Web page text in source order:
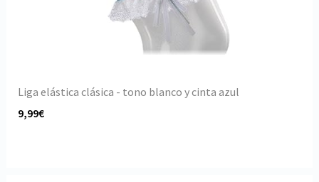
Liga elástica clásica - tono blanco y cinta azul
9,99€